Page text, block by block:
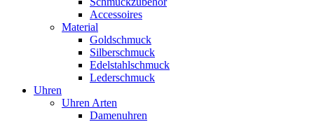
Accessoires
Material
Goldschmuck
Silberschmuck
Edelstahlschmuck
Lederschmuck
Uhren
Uhren Arten
Damenuhren